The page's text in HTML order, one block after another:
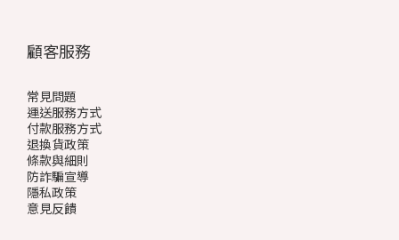
顧客服務
常見問題
運送服務方式
付款服務方式
退換貨政策
條款與細則
防詐騙宣導
隱私政策
意見反饋